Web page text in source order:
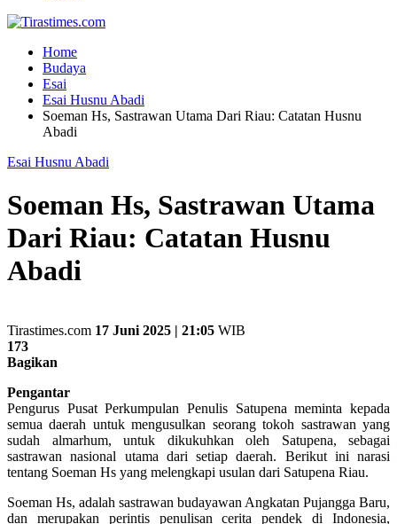
Home
Budaya
Esai
Esai Husnu Abadi
Soeman Hs, Sastrawan Utama Dari Riau: Catatan Husnu
Abadi
Esai Husnu Abadi
Soeman Hs, Sastrawan Utama
Dari Riau: Catatan Husnu
Abadi
Tirastimes.com 17 Juni 2025 | 21:05 WIB
173
Bagikan
Pengantar
Pengurus Pusat Perkumpulan Penulis Satupena meminta kepada
semua daerah untuk mengusulkan seorang tokoh sastrawan yang
sudah almarhum, untuk dikukuhkan oleh Satupena, sebagai
sastrawan nasional utama dari setiap daerah. Berikut ini narasi
tentang Soeman Hs yang melengkapi usulan dari Satupena Riau.
Soeman Hs, adalah sastrawan budayawan Angkatan Pujangga Baru,
dan merupakan perintis penulisan cerita pendek di Indonesia,